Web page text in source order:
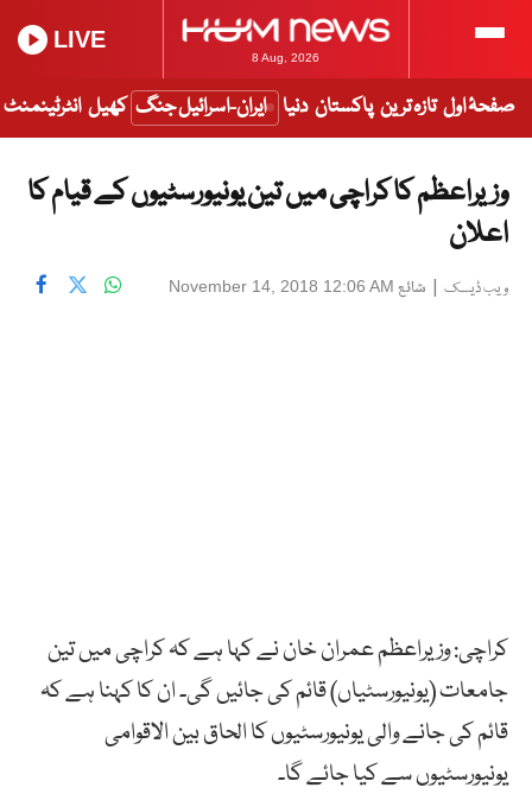
8 Aug, 2026
LIVE
صفحۂ اول تازہ ترین پاکستان دنیا ایران-اسرائیل جنگ کھیل انٹرٹینمنٹ
وزیراعظم کا کراچی میں تین یونیورسٹیوں کے قیام کا
اعلان
ویب ڈیسک | شائع November 14, 2018 12:06 AM
کراچی: وزیراعظم عمران خان نے کہا ہے کہ کراچی میں تین
جامعات (یونیورسٹیاں) قائم کی جائیں گی۔ ان کا کہنا ہے کہ
قائم کی جانے والی یونیورسٹیوں کا الحاق بین الاقوامی
یونیورسٹیوں سے کیا جائے گا۔